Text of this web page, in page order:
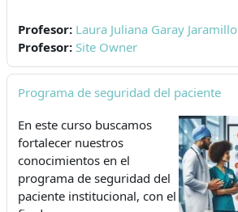
Profesor: Laura Juliana Garay Jaramillo
Profesor: Site Owner
Programa de seguridad del paciente
En este curso buscamos
fortalecer nuestros
conocimientos en el
programa de seguridad del
paciente institucional, con el